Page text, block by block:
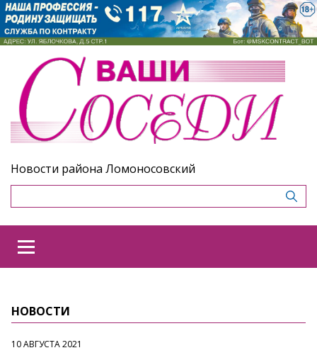
Новости района Ломоносовский
НОВОСТИ
10 АВГУСТА 2021